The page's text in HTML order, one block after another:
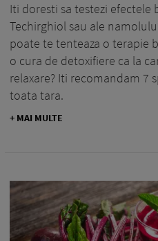
Iti doresti sa testezi
Techirghiol sau ale
poate te tenteaza o terapie
o cura de detoxifiere ca la
relaxare? Iti recomandam 7
toata tara.
+ MAI MULTE